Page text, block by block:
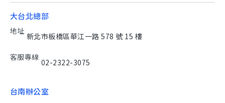
大台北總部
地址
新北市板橋區華江一路 578 號 15 樓
客服專線
02-2322-3075
台南辦公室